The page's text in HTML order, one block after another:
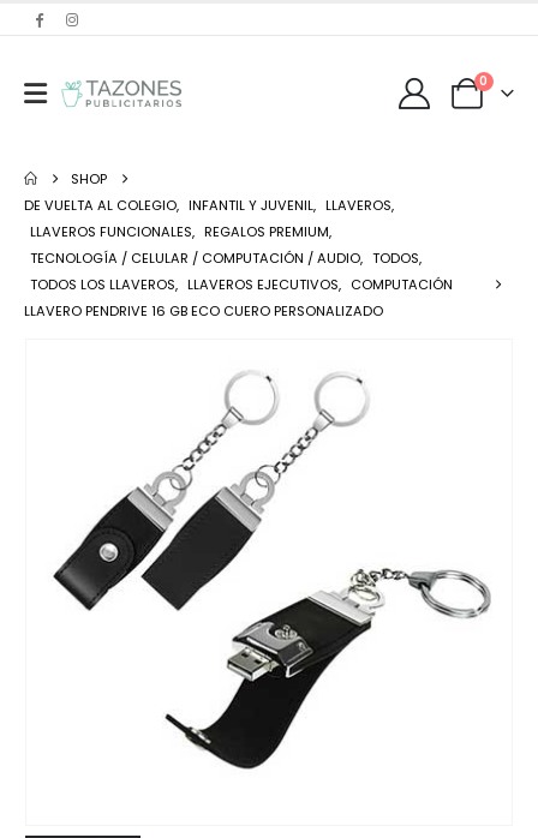
0
SHOP
DE VUELTA AL COLEGIO, INFANTIL Y JUVENIL, LLAVEROS,
LLAVEROS FUNCIONALES, REGALOS PREMIUM,
TECNOLOGÍA / CELULAR / COMPUTACIÓN / AUDIO, TODOS,
TODOS LOS LLAVEROS, LLAVEROS EJECUTIVOS, COMPUTACIÓN
LLAVERO PENDRIVE 16 GB ECO CUERO PERSONALIZADO